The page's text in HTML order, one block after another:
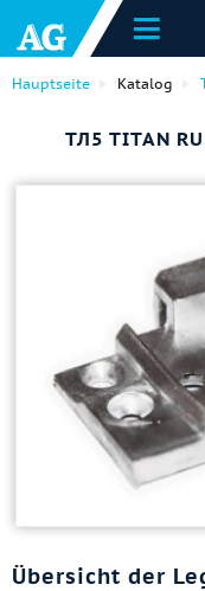
Hauptseite Katalog
ТЛ5 TITAN
Übersicht der